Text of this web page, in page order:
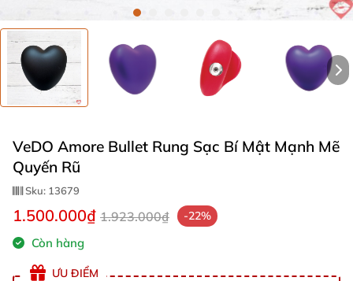
VeDO Amore Bullet Rung Sạc Bí Mật Mạnh Mẽ
Quyến Rũ
Sku: 13679
1.500.000₫ 1.923.000₫ -22%
Còn hàng
ƯU ĐIỂM